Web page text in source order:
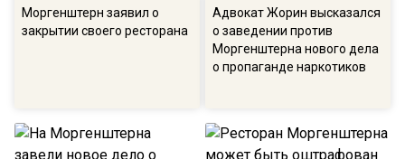
Моргенштерн заявил о
закрытии своего ресторана
Адвокат Жорин высказался
о заведении против
Моргенштерна нового дела
о пропаганде наркотиков